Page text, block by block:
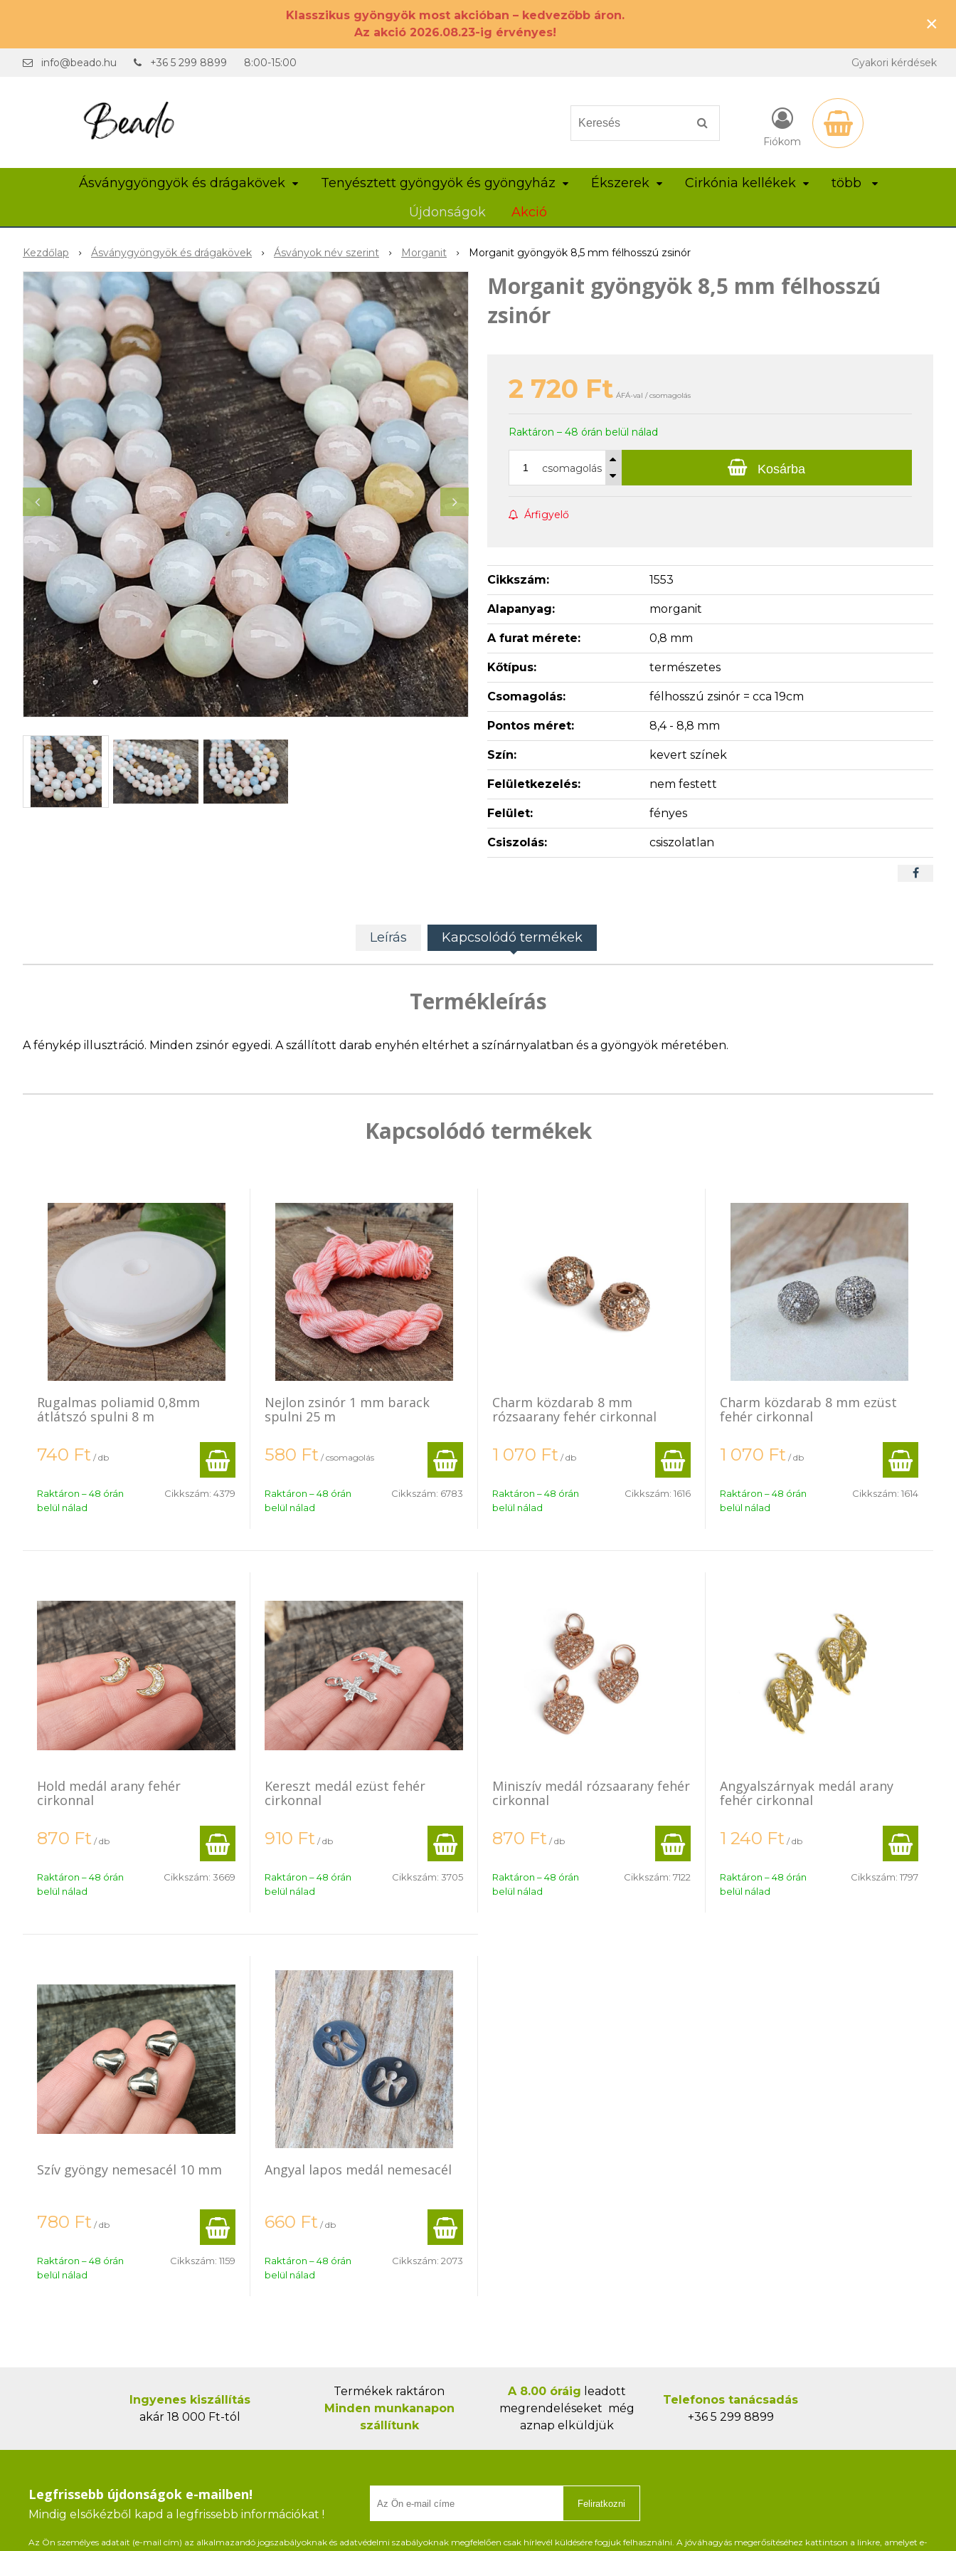
Klasszikus gyöngyök most akcióban – kedvezőbb áron.
Az akció 2026.08.23-ig érvényes!
×
info@beado.hu +36 5 299 8899 8:00-15:00 Gyakori kérdések
Fiókom
Ásványgyöngyök és drágakövek Tenyésztett gyöngyök és gyöngyház Ékszerek Cirkónia kellékek
több
Újdonságok
Akció
Kezdőlap Ásványgyöngyök és drágakövek Ásványok név szerint Morganit Morganit gyöngyök 8,5 mm félhosszú zsinór
Morganit gyöngyök 8,5 mm félhosszú
zsinór
2 720 Ft ÁFÁ-val / csomagolás
Raktáron – 48 órán belül nálad
csomagolás Kosárba
Árfigyelő
Cikkszám: 1553
Alapanyag: morganit
A furat mérete: 0,8 mm
Kőtípus: természetes
Csomagolás: félhosszú zsinór = cca 19cm
Pontos méret: 8,4 - 8,8 mm
Szín: kevert színek
Felületkezelés: nem festett
Felület: fényes
Csiszolás: csiszolatlan
Leírás Kapcsolódó termékek
Termékleírás
A fénykép illusztráció. Minden zsinór egyedi. A szállított darab enyhén eltérhet a színárnyalatban és a gyöngyök méretében.
Kapcsolódó termékek
Rugalmas poliamid 0,8mm
átlátszó spulni 8 m
740 Ft / db
Raktáron – 48 órán
belül nálad
Cikkszám: 4379
Nejlon zsinór 1 mm barack
spulni 25 m
580 Ft / csomagolás
Raktáron – 48 órán
belül nálad
Cikkszám: 6783
Charm közdarab 8 mm
rózsaarany fehér cirkonnal
1 070 Ft / db
Raktáron – 48 órán
belül nálad
Cikkszám: 1616
Charm közdarab 8 mm ezüst
fehér cirkonnal
1 070 Ft / db
Raktáron – 48 órán
belül nálad
Cikkszám: 1614
Hold medál arany fehér
cirkonnal
870 Ft / db
Raktáron – 48 órán
belül nálad
Cikkszám: 3669
Kereszt medál ezüst fehér
cirkonnal
910 Ft / db
Raktáron – 48 órán
belül nálad
Cikkszám: 3705
Miniszív medál rózsaarany fehér
cirkonnal
870 Ft / db
Raktáron – 48 órán
belül nálad
Cikkszám: 7122
Angyalszárnyak medál arany
fehér cirkonnal
1 240 Ft / db
Raktáron – 48 órán
belül nálad
Cikkszám: 1797
Szív gyöngy nemesacél 10 mm
780 Ft / db
Raktáron – 48 órán
belül nálad
Cikkszám: 1159
Angyal lapos medál nemesacél
660 Ft / db
Raktáron – 48 órán
belül nálad
Cikkszám: 2073
Ingyenes kiszállítás
akár 18 000 Ft-tól
Termékek raktáron
Minden munkanapon
szállítunk
A 8.00 óráig leadott
megrendeléseket még
aznap elküldjük
Telefonos tanácsadás
+36 5 299 8899
Legfrissebb újdonságok e-mailben!
Mindig elsőkézből kapd a legfrissebb információkat !
Feliratkozni
Az Ön személyes adatait (e-mail cím) az alkalmazandó jogszabályoknak és adatvédelmi szabályoknak megfelelően csak hírlevél küldésére fogjuk felhasználni. A jóváhagyás megerősítéséhez kattintson a linkre, amelyet e-